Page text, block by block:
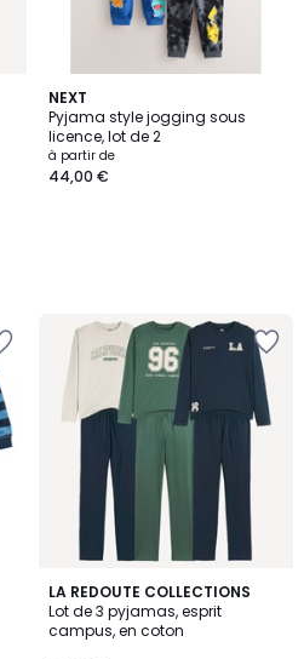
NEXT
Pyjama style jogging sous
licence, lot de 2
à partir de
44,00 €
LA REDOUTE COLLECTIONS
Lot de 3 pyjamas, esprit
campus, en coton
4,5
/ 5